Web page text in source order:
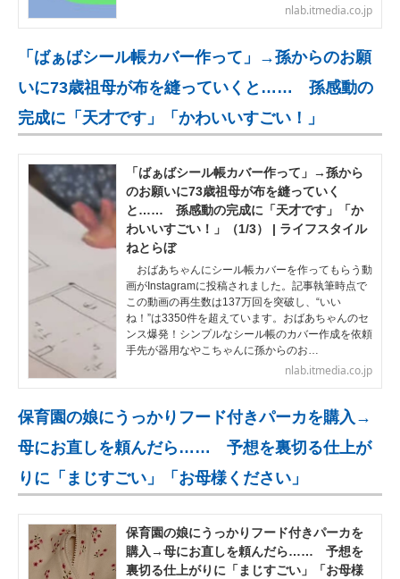
nlab.itmedia.co.jp
「ばぁばシール帳カバー作って」→孫からのお願
いに73歳祖母が布を縫っていくと…… 孫感動の
完成に「天才です」「かわいいすごい！」
「ばぁばシール帳カバー作って」→孫から
のお願いに73歳祖母が布を縫っていく
と…… 孫感動の完成に「天才です」「か
わいいすごい！」（1/3） | ライフスタイル
ねとらぼ
おばあちゃんにシール帳カバーを作ってもらう動
画がInstagramに投稿されました。記事執筆時点で
この動画の再生数は137万回を突破し、“いい
ね！”は3350件を超えています。おばあちゃんのセ
ンス爆発！シンプルなシール帳のカバー作成を依頼
手先が器用なやこちゃんに孫からのお…
nlab.itmedia.co.jp
保育園の娘にうっかりフード付きパーカを購入→
母にお直しを頼んだら…… 予想を裏切る仕上が
りに「まじすごい」「お母様ください」
保育園の娘にうっかりフード付きパーカを
購入→母にお直しを頼んだら…… 予想を
裏切る仕上がりに「まじすごい」「お母様